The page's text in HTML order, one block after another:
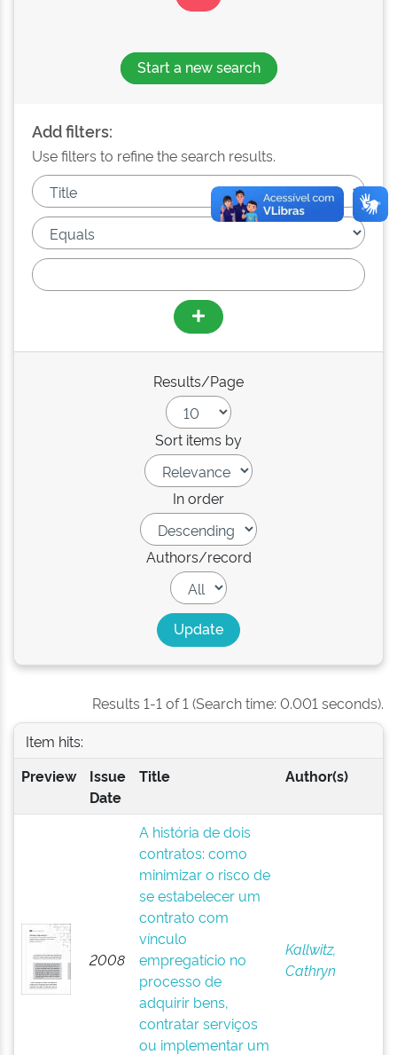
Start a new search
Add filters:
Use filters to refine the search results.
Results/Page
Sort items by
In order
Authors/record
Results 1-1 of 1 (Search time: 0.001 seconds).
Item hits:
Preview
Issue
Date
Title Author(s)
2008
A história de dois
contratos: como
minimizar o risco de
se estabelecer um
contrato com
vínculo
empregatício no
processo de
adquirir bens,
contratar serviços
ou implementar um
Kallwitz,
Cathryn